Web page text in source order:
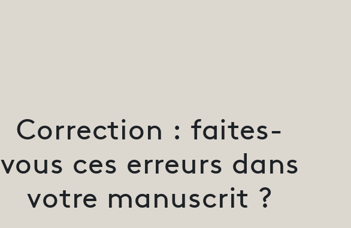
Correction : faites-
vous ces erreurs dans
votre manuscrit ?